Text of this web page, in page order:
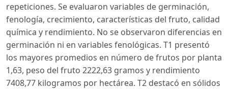
repeticiones. Se evaluaron variables de germinación,
fenología, crecimiento, características del fruto, calidad
química y rendimiento. No se observaron diferencias en
germinación ni en variables fenológicas. T1 presentó
los mayores promedios en número de frutos por planta
1,63, peso del fruto 2222,63 gramos y rendimiento
7408,77 kilogramos por hectárea. T2 destacó en sólidos